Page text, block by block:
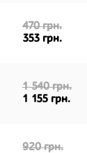
470 грн.
353 грн.
1 540 грн.
1 155 грн.
920 грн.